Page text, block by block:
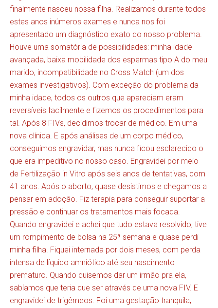
finalmente nasceu nossa filha. Realizamos durante todos
estes anos inúmeros exames e nunca nos foi
apresentado um diagnóstico exato do nosso problema.
Houve uma somatória de possibilidades: minha idade
avançada, baixa mobilidade dos espermas tipo A do meu
marido, incompatibilidade no Cross Match (um dos
exames investigativos). Com exceção do problema da
minha idade, todos os outros que apareciam eram
reversíveis facilmente e fizemos os procedimentos para
tal. Após 8 FIVs, decidimos trocar de médico. Em uma
nova clínica. E após análises de um corpo médico,
conseguimos engravidar, mas nunca ficou esclarecido o
que era impeditivo no nosso caso. Engravidei por meio
de Fertilização in Vitro após seis anos de tentativas, com
41 anos. Após o aborto, quase desistimos e chegamos a
pensar em adoção. Fiz terapia para conseguir suportar a
pressão e continuar os tratamentos mais focada.
Quando engravidei e achei que tudo estava resolvido, tive
um rompimento de bolsa na 25ª semana e quase perdi
minha filha. Fiquei internada por dois meses, com perda
intensa de líquido amniótico até seu nascimento
prematuro. Quando quisemos dar um irmão pra ela,
sabíamos que teria que ser através de uma nova FIV. E
engravidei de trigêmeos. Foi uma gestação tranquila,